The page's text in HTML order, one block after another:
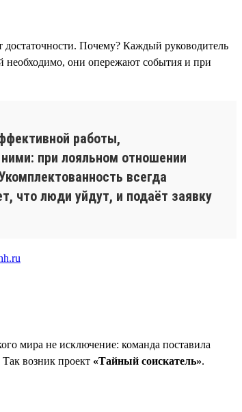
достаточности. Почему? Каждый руководитель
необходимо, они опережают события и при
работы,
при лояльном отношении
всегда
что люди уйдут, и подаёт заявку
мира не исключение: команда поставила
возник проект «Тайный соискатель».